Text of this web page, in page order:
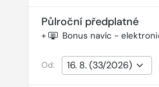
Půlroční předplatné
+ Bonus navíc -
Od: